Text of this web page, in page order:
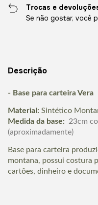
Trocas e
Se não gostar, você
Descrição
- Base para carteira Vera
Material: Sintético
Medida da base: 23cm
(aproximadamente)
Base para carteira
montana, possui costura
cartões, dinheiro e